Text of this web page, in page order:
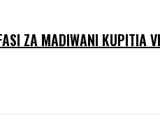
ZA MADIWANI KUPITIA